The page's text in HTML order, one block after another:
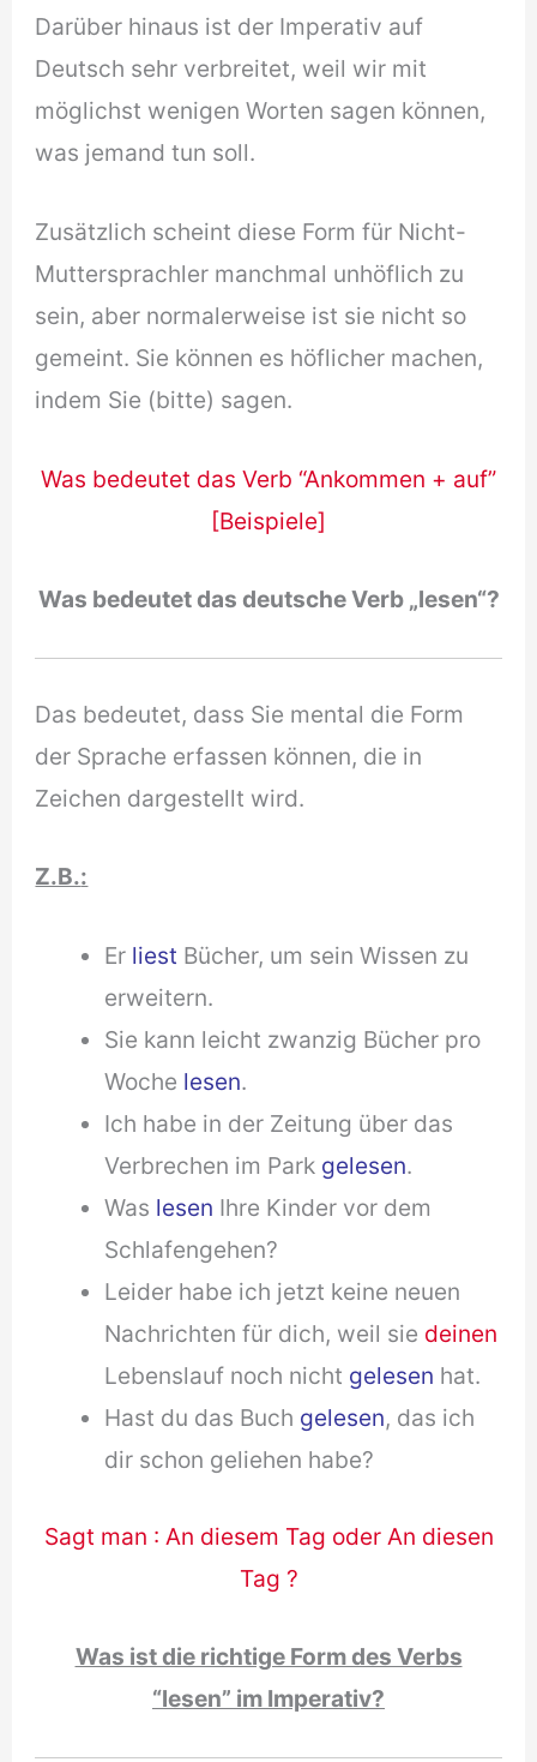
Darüber hinaus ist der Imperativ auf
Deutsch sehr verbreitet, weil wir mit
möglichst wenigen Worten sagen können,
was jemand tun soll.
Zusätzlich scheint diese Form für Nicht-
Muttersprachler manchmal unhöflich zu
sein, aber normalerweise ist sie nicht so
gemeint. Sie können es höflicher machen,
indem Sie (bitte) sagen.
Was bedeutet das Verb “Ankommen + auf”
[Beispiele]
Was bedeutet das deutsche Verb „lesen“?
Das bedeutet, dass Sie mental die Form
der Sprache erfassen können, die in
Zeichen dargestellt wird.
Z.B.:
Er liest Bücher, um sein Wissen zu
erweitern.
Sie kann leicht zwanzig Bücher pro
Woche lesen.
Ich habe in der Zeitung über das
Verbrechen im Park gelesen.
Was lesen Ihre Kinder vor dem
Schlafengehen?
Leider habe ich jetzt keine neuen
Nachrichten für dich, weil sie deinen
Lebenslauf noch nicht gelesen hat.
Hast du das Buch gelesen, das ich
dir schon geliehen habe?
Sagt man : An diesem Tag oder An diesen
Tag ?
Was ist die richtige Form des Verbs
“lesen” im Imperativ?